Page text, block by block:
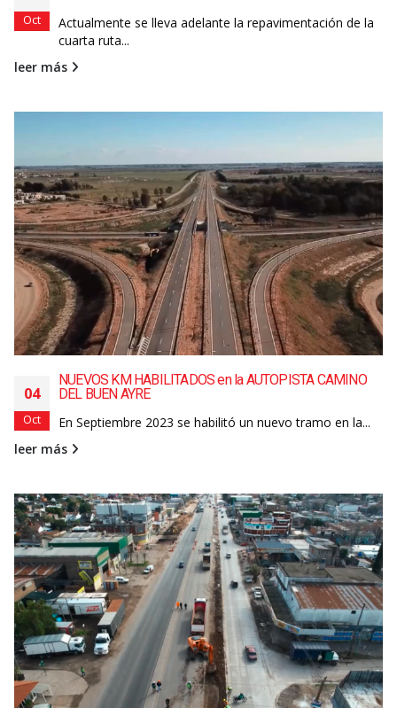
Oct
Actualmente se lleva adelante la repavimentación de la
cuarta ruta...
leer más
04
Oct
NUEVOS KM HABILITADOS en la AUTOPISTA CAMINO
DEL BUEN AYRE
En Septiembre 2023 se habilitó un nuevo tramo en la...
leer más